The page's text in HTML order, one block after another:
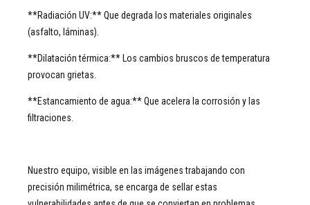
**Radiación UV:** Que degrada los materiales originales
(asfalto, láminas).
**Dilatación térmica:** Los cambios bruscos de temperatura
provocan grietas.
**Estancamiento de agua:** Que acelera la corrosión y las
filtraciones.
Nuestro equipo, visible en las imágenes trabajando con
precisión milimétrica, se encarga de sellar estas